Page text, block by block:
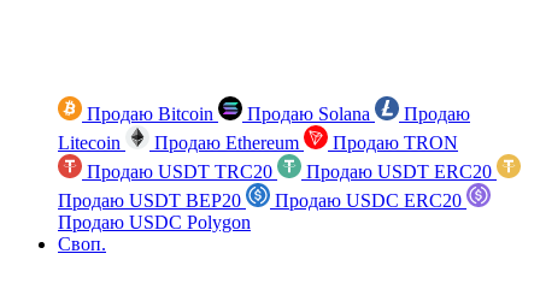
Продаю Bitcoin Продаю Solana
Продаю
Litecoin
Продаю Ethereum
Продаю TRON
Продаю USDT TRC20
Продаю USDT ERC20
Продаю USDT BEP20
Продаю USDC ERC20
Продаю USDC Polygon
Своп.